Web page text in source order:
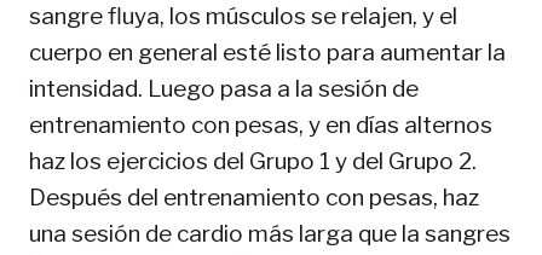
sangre fluya, los músculos se relajen, y el
cuerpo en general esté listo para aumentar la
intensidad. Luego pasa a la sesión de
entrenamiento con pesas, y en días alternos
haz los ejercicios del Grupo 1 y del Grupo 2.
Después del entrenamiento con pesas, haz
una sesión de cardio más larga que la sangres